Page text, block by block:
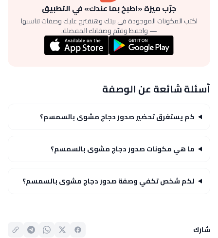
جرّب ميزة «اطبخ بما عندك» في التطبيق
اكتب المكونات الموجودة في بيتك وهنقترح عليك وصفات تناسبها
— واحفظ وقيّم وصفاتك المفضلة.
أسئلة شائعة عن الوصفة
كم يستغرق تحضير صدور دجاج مشوى بالسمسم؟
ما هي مكونات صدور دجاج مشوى بالسمسم؟
لكم شخص تكفي وصفة صدور دجاج مشوى بالسمسم؟
شارك